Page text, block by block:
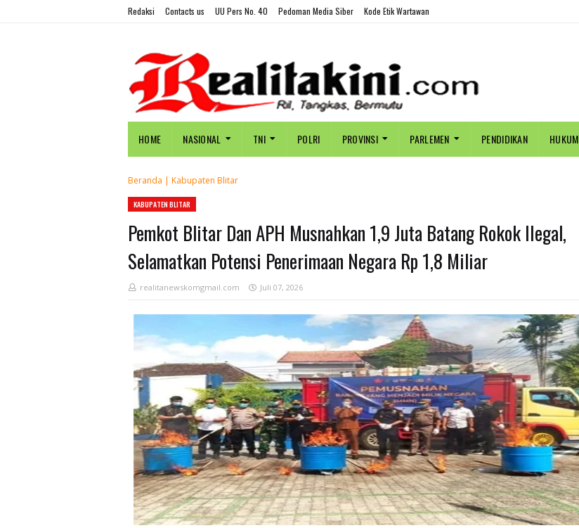
Redaksi Contacts us UU Pers No. 40 Pedoman Media Siber Kode Etik Wartawan
HOME NASIONAL TNI POLRI PROVINSI PARLEMEN PENDIDIKAN HUKUM
Beranda | Kabupaten Blitar
KABUPATEN BLITAR
Pemkot Blitar Dan APH Musnahkan 1,9 Juta Batang Rokok IIegal,
Selamatkan Potensi Penerimaan Negara Rp 1,8 Miliar
realitanewskomgmail.com Juli 07, 2026